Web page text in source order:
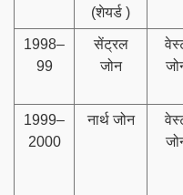
(शेयर्ड )
1998–
99
सेंट्रल
जोन
1999–
2000
नार्थ जोन